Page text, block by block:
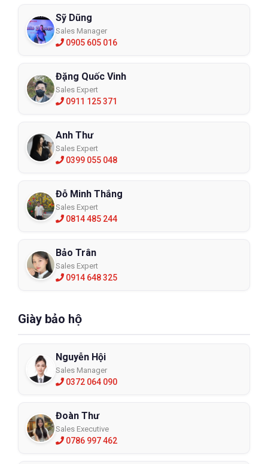
Sỹ Dũng
Sales Manager
0905 605 016
Đặng Quốc Vinh
Sales Expert
0911 125 371
Anh Thư
Sales Expert
0399 055 048
Đỗ Minh Thắng
Sales Expert
0814 485 244
Bảo Trân
Sales Expert
0914 648 325
Giày bảo hộ
Nguyễn Hội
Sales Manager
0372 064 090
Đoàn Thư
Sales Executive
0786 997 462